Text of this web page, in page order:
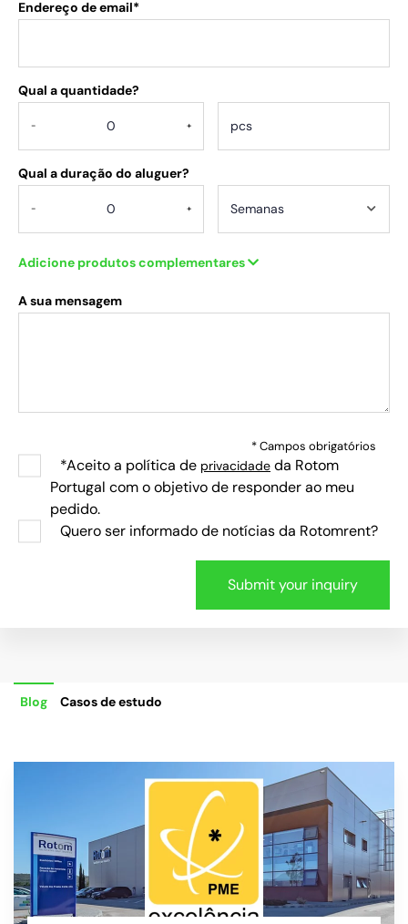
Endereço de email*
Qual a quantidade?
- +
Qual a duração do aluguer?
- +
Adicione produtos complementares
A sua mensagem
* Campos obrigatórios
*Aceito a política de privacidade da Rotom
Portugal com o objetivo de responder ao meu
pedido.
Quero ser informado de notícias da Rotomrent?
Blog Casos de estudo